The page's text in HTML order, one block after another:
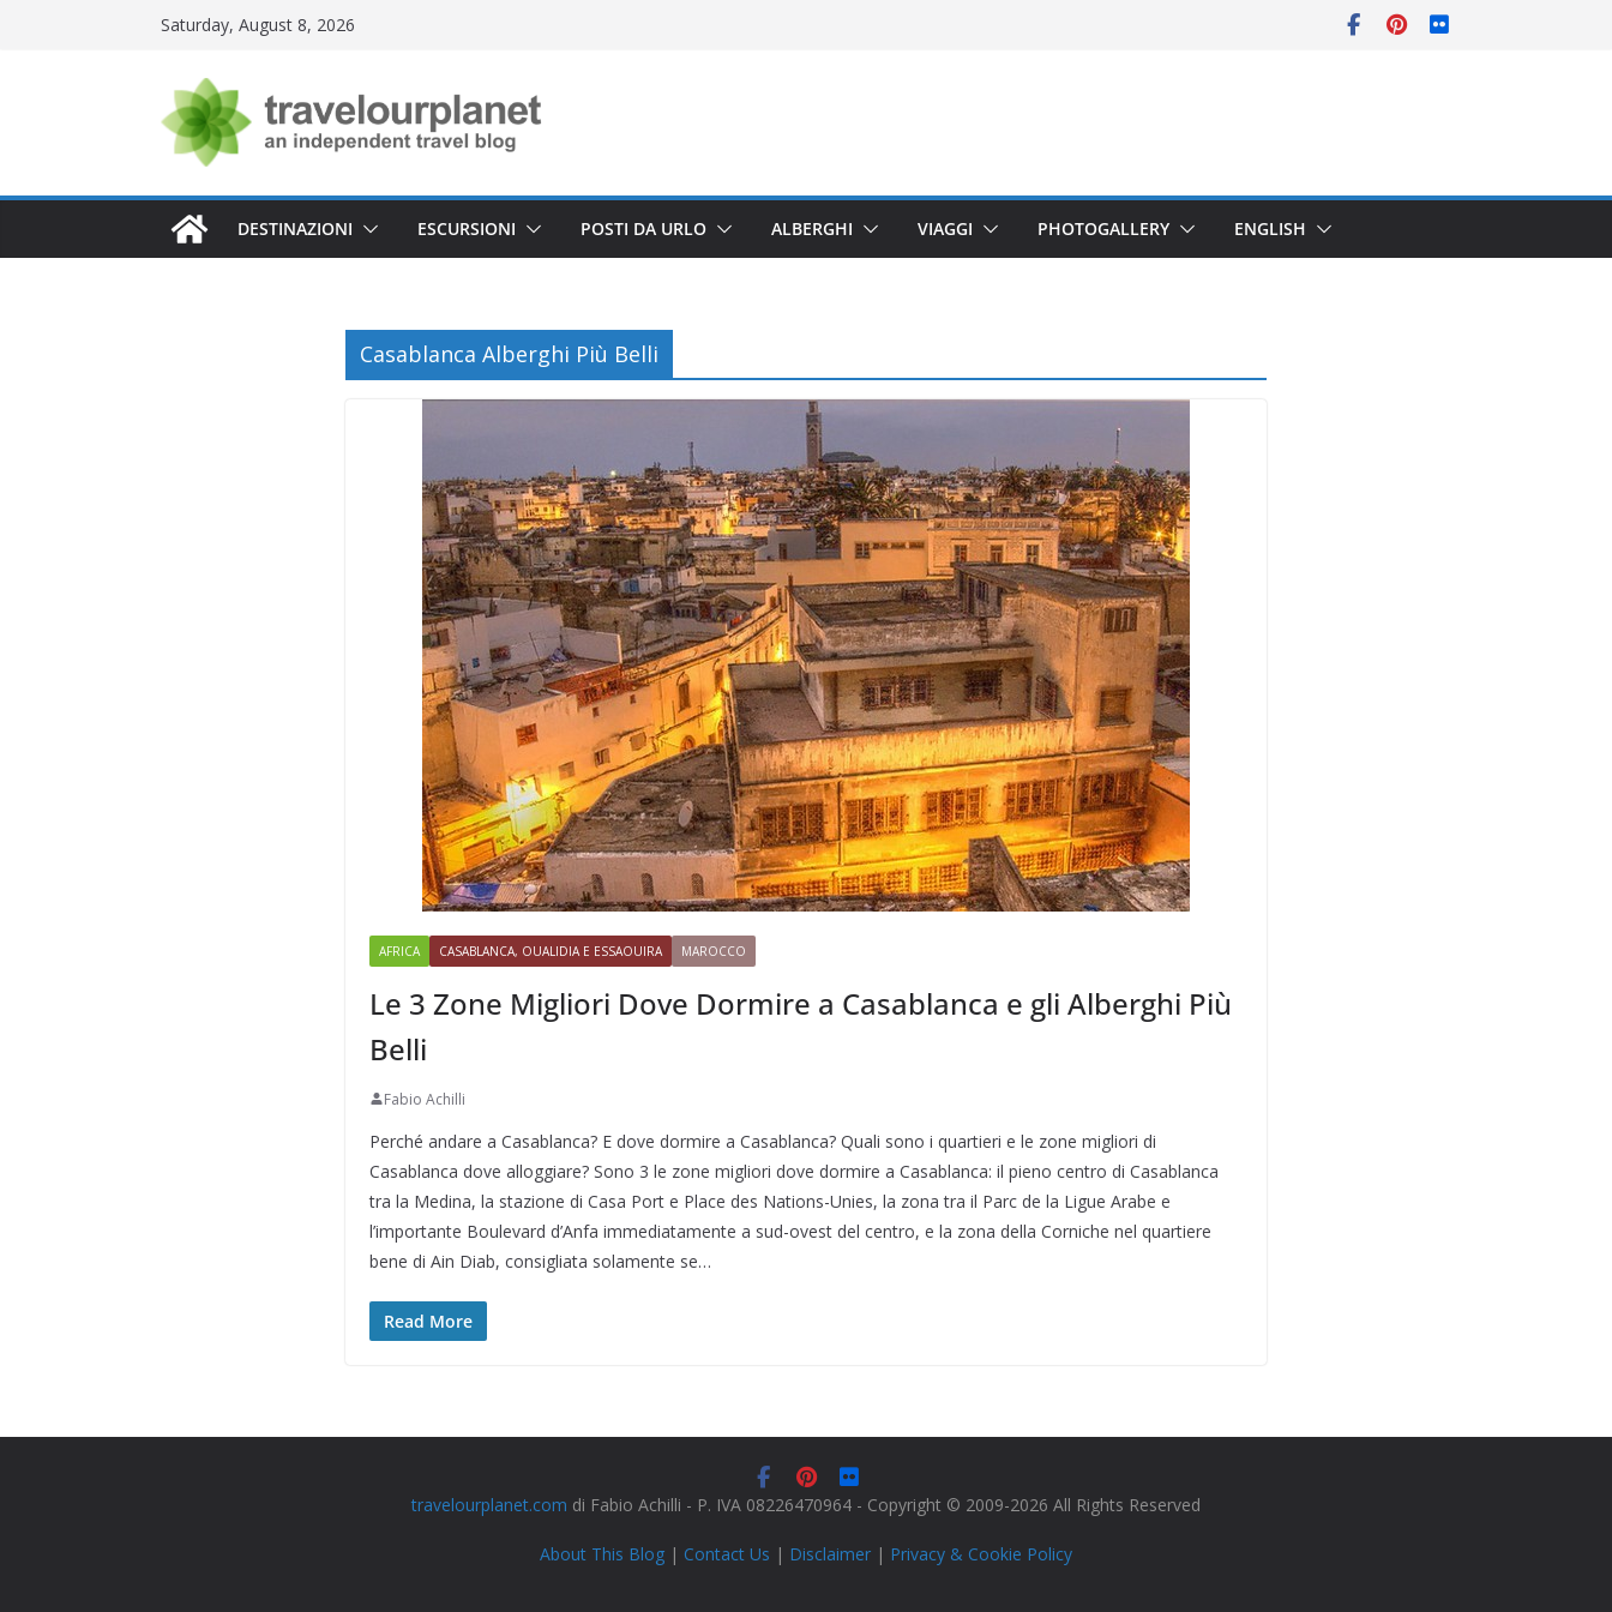
Saturday, August 8, 2026
DESTINAZIONI ESCURSIONI POSTI DA URLO ALBERGHI VIAGGI PHOTOGALLERY ENGLISH
Casablanca Alberghi Più Belli
AFRICA CASABLANCA, OUALIDIA E ESSAOUIRA MAROCCO
Le 3 Zone Migliori Dove Dormire a Casablanca e gli Alberghi Più
Belli
Fabio Achilli
Perché andare a Casablanca? E dove dormire a Casablanca? Quali sono i quartieri e le zone migliori di
Casablanca dove alloggiare? Sono 3 le zone migliori dove dormire a Casablanca: il pieno centro di Casablanca
tra la Medina, la stazione di Casa Port e Place des Nations-Unies, la zona tra il Parc de la Ligue Arabe e
l’importante Boulevard d’Anfa immediatamente a sud-ovest del centro, e la zona della Corniche nel quartiere
bene di Ain Diab, consigliata solamente se…
Read More
travelourplanet.com di Fabio Achilli - P. IVA 08226470964 - Copyright © 2009-2026 All Rights Reserved
About This Blog | Contact Us | Disclaimer | Privacy & Cookie Policy